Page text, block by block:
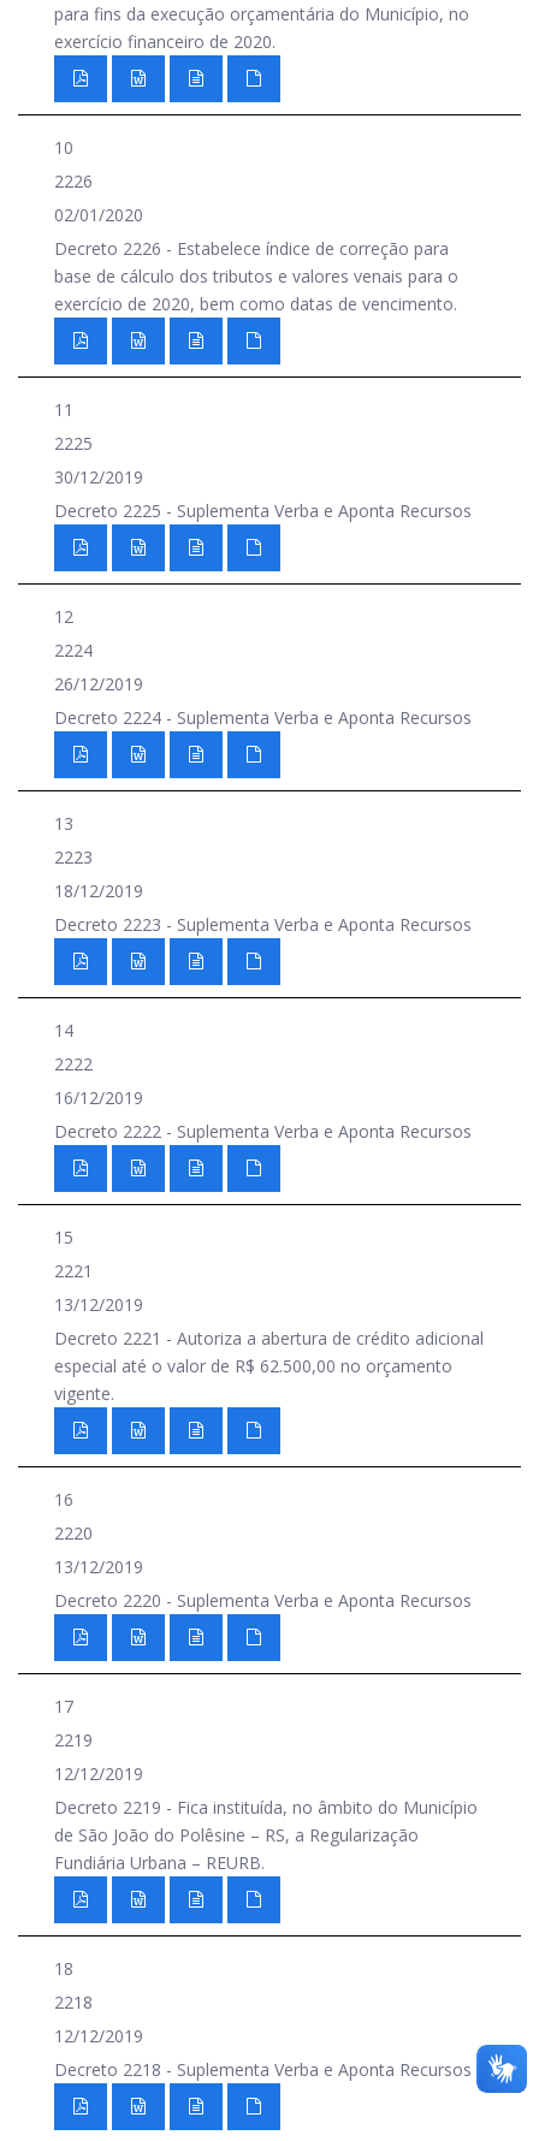
para fins da execução orçamentária do Município, no
exercício financeiro de 2020.
10
2226
02/01/2020
Decreto 2226 - Estabelece índice de correção para
base de cálculo dos tributos e valores venais para o
exercício de 2020, bem como datas de vencimento.
11
2225
30/12/2019
Decreto 2225 - Suplementa Verba e Aponta Recursos
12
2224
26/12/2019
Decreto 2224 - Suplementa Verba e Aponta Recursos
13
2223
18/12/2019
Decreto 2223 - Suplementa Verba e Aponta Recursos
14
2222
16/12/2019
Decreto 2222 - Suplementa Verba e Aponta Recursos
15
2221
13/12/2019
Decreto 2221 - Autoriza a abertura de crédito adicional
especial até o valor de R$ 62.500,00 no orçamento
vigente.
16
2220
13/12/2019
Decreto 2220 - Suplementa Verba e Aponta Recursos
17
2219
12/12/2019
Decreto 2219 - Fica instituída, no âmbito do Município
de São João do Polêsine – RS, a Regularização
Fundiária Urbana – REURB.
18
2218
12/12/2019
Decreto 2218 - Suplementa Verba e Aponta Recursos